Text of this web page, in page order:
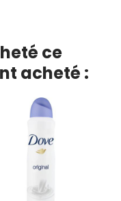
ce
acheté :